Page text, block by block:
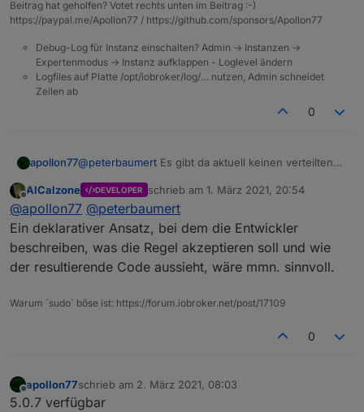
Beitrag hat geholfen? Votet rechts unten im Beitrag :-)
https://paypal.me/Apollon77 / https://github.com/sponsors/Apollon77
Debug-Log für Instanz einschalten? Admin -> Instanzen ->
Expertenmodus -> Instanz aufklappen - Loglevel ändern
Logfiles auf Platte /opt/iobroker/log/… nutzen, Admin schneidet
Zeilen ab
0
apollon77@peterbaumert Es gibt da aktuell keinen verteilten
JavaScript in React gebaut werden. am besten Issue
anlegen mit "was muss wie gesendet werden" und
"was sollte wie konfiguriert werden"
Offline
AlCalzone DEVELOPER schrieb am 1. März 2021, 20:54
zuletzt editiert von
@apollon77 @peterbaumert
Ein deklarativer Ansatz, bei dem die Entwickler
beschreiben, was die Regel akzeptieren soll und wie
der resultierende Code aussieht, wäre mmn. sinnvoll.
Warum `sudo` böse ist: https://forum.iobroker.net/post/17109
0
Offline
apollon77schrieb am 2. März 2021, 08:03
zuletzt editiert von
5.0.7 verfügbar